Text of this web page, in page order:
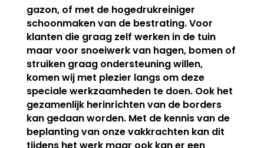
gazon, of met de hogedrukreiniger
schoonmaken van de bestrating. Voor
klanten die graag zelf werken in de tuin
maar voor snoeiwerk van hagen, bomen of
struiken graag ondersteuning willen,
komen wij met plezier langs om deze
speciale werkzaamheden te doen. Ook het
gezamenlijk herinrichten van de borders
kan gedaan worden. Met de kennis van de
beplanting van onze vakkrachten kan dit